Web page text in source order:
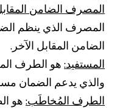
المصرف الضامن
المصرف الذي ينظم
الضامن المقابل الآخر.
المستفيد:هو الطرف
والذي يدعم الضمان
الطرف المُخاطَب:هو